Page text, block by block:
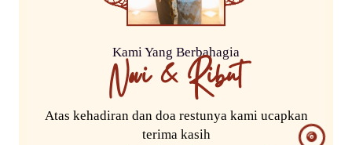
Kami Yang Berbahagia
Novi & Ribut
Atas kehadiran dan doa restunya kami ucapkan
terima kasih